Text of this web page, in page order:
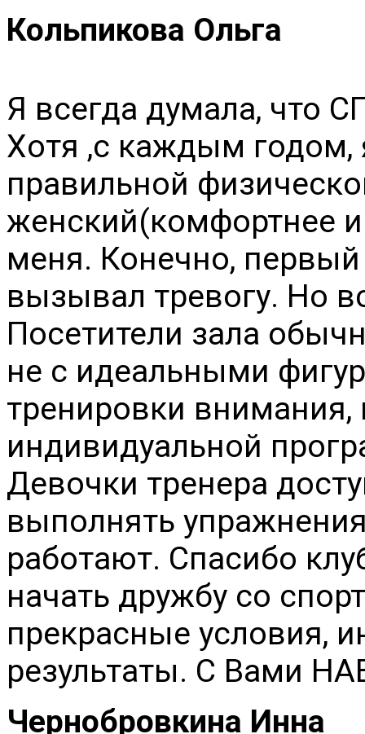
Кольпикова Ольга
Я всегда думала, что
Хотя ,с каждым годом,
правильной
женский(комфортнее
меня. Конечно,
вызывал тревогу. Но
Посетители зала
не с идеальными
тренировки
индивидуальной
Девочки тренера
выполнять
работают. Спасибо
начать дружбу со
прекрасные условия,
результаты. С Вами
Чернобровкина Инна